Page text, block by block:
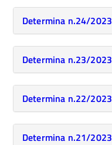
Determina n.24/2023
Determina n.23/2023
Determina n.22/2023
Determina n.21/2023